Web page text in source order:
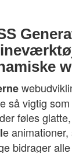
så vigtig
føles
e
bidrager